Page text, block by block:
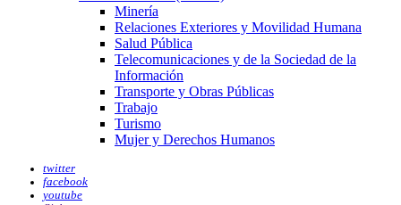
Minería
Relaciones Exteriores y Movilidad Humana
Salud Pública
Telecomunicaciones y de la Sociedad de la
Información
Transporte y Obras Públicas
Trabajo
Turismo
Mujer y Derechos Humanos
twitter
facebook
youtube